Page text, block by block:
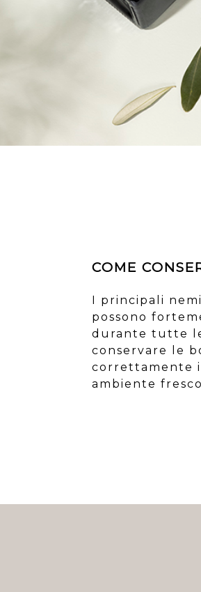
COME
I principali
possono
durante tutte le
conservare le
correttamente
ambiente